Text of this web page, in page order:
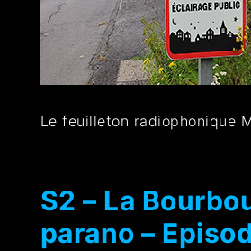
Le feuilleton radiophonique
S2 – La
parano –